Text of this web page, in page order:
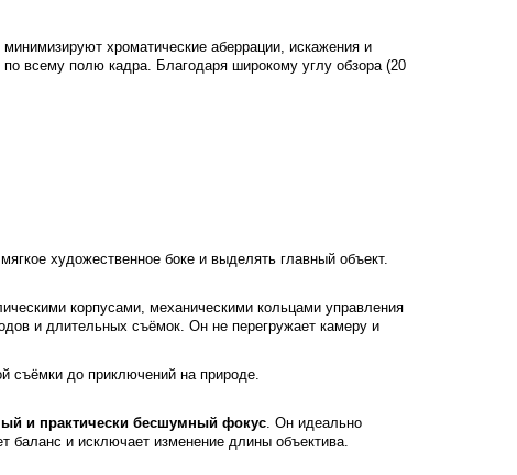
минимизируют хроматические аберрации, искажения и
всему полю кадра. Благодаря широкому углу обзора (20
художественное боке и выделять главный объект.
корпусами, механическими кольцами управления
и длительных съёмок. Он не перегружает камеру и
съёмки до приключений на природе.
и практически бесшумный фокус. Он идеально
баланс и исключает изменение длины объектива.